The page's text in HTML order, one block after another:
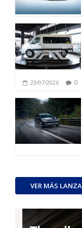
23/07/2026 0
VER MÁS